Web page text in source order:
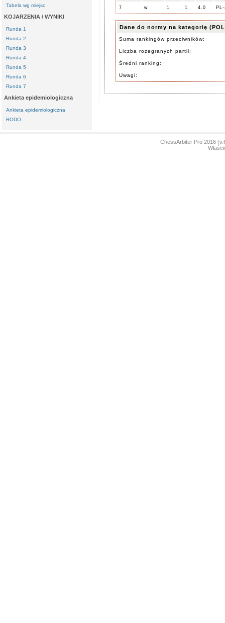
Tabela wg miejsc
KOJARZENIA / WYNIKI
Runda 1
Runda 2
Runda 3
Runda 4
Runda 5
Runda 6
Runda 7
Ankieta epidemiologiczna
Ankieta epidemiologiczna
RODO
7 w 1 1 4.0
Dane do normy na kategorię
Suma rankingów przeciwników:
Liczba rozegranych partii:
Średni ranking:
Uwagi:
ChessArbiter Pro 2016